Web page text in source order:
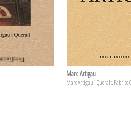
Marc Artigau
Marc Artigau i Queralt, Fabrice